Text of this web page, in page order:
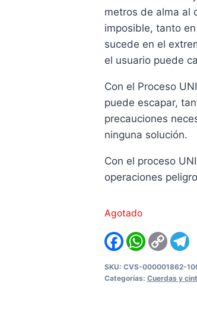
metros de alma al
imposible, tanto
sucede en el
el usuario puede
Con el Proceso
puede escapar,
precauciones
ninguna solución.
Con el proceso
operaciones
Agotado
FacebookWhatsApp
Copy
Link
SKU: CVS-000001862-
Categorías: Cuerdas y